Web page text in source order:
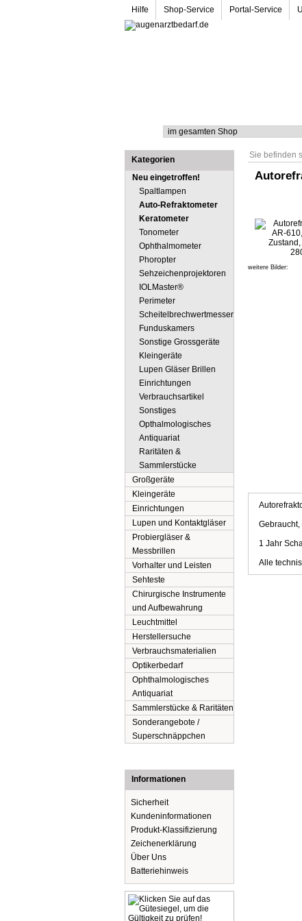
Hilfe Shop-Service Portal-Service
Sie befinden
weitere Bilder:
Gebraucht,
1 Jahr
Alle
Kategorien
Neu eingetroffen!
Spaltlampen
Auto-Refraktometer
Keratometer
Tonometer
Ophthalmometer
Phoropter
Sehzeichenprojektoren
IOLMaster®
Perimeter
Scheitelbrechwertmesser
Funduskamers
Sonstige Grossgeräte
Kleingeräte
Lupen Gläser Brillen
Einrichtungen
Verbrauchsartikel
Sonstiges
Opthalmologisches
Antiquariat
Raritäten &
Sammlerstücke
Großgeräte
Kleingeräte
Einrichtungen
Lupen und Kontaktgläser
Probiergläser &
Messbrillen
Vorhalter und Leisten
Sehteste
Chirurgische Instrumente
und Aufbewahrung
Leuchtmittel
Herstellersuche
Verbrauchsmaterialien
Optikerbedarf
Ophthalmologisches
Antiquariat
Sammlerstücke & Raritäten
Sonderangebote /
Superschnäppchen
Informationen
Sicherheit
Kundeninformationen
Produkt-Klassifizierung
Zeichenerklärung
Über Uns
Batteriehinweis